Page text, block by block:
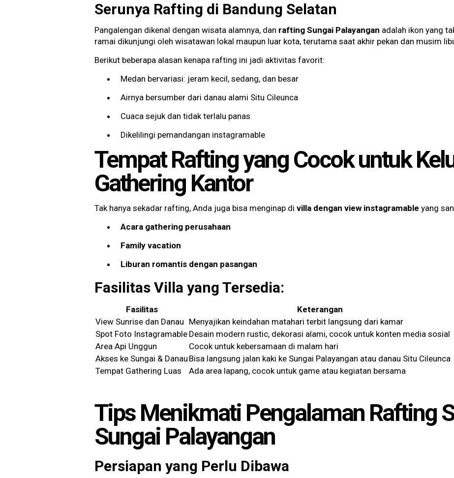
Serunya Rafting di Bandung Selatan
Pangalengan dikenal dengan wisata alamnya, dan rafting Sungai Palayangan adalah ikon yang
ramai dikunjungi oleh wisatawan lokal maupun luar kota, terutama saat akhir pekan dan musim
Berikut beberapa alasan kenapa rafting ini jadi aktivitas favorit:
Medan bervariasi: jeram kecil, sedang, dan besar
Airnya bersumber dari danau alami Situ Cileunca
Cuaca sejuk dan tidak terlalu panas
Dikelilingi pemandangan instagramable
Tempat Rafting yang Cocok untuk
Gathering Kantor
Tak hanya sekadar rafting, Anda juga bisa menginap di villa dengan view instagramable yang
Acara gathering perusahaan
Family vacation
Liburan romantis dengan pasangan
Fasilitas Villa yang Tersedia:
Fasilitas
Keterangan
View Sunrise dan Danau Menyajikan keindahan matahari terbit langsung dari kamar
Spot Foto Instagramable Desain modern rustic, dekorasi alami, cocok untuk konten media sosial
Area Api Unggun
Cocok untuk kebersamaan di malam hari
Akses ke Sungai & Danau Bisa langsung jalan kaki ke Sungai Palayangan atau danau Situ Cileunca
Tempat Gathering Luas
Ada area lapang, cocok untuk game atau kegiatan bersama
Tips Menikmati Pengalaman Rafting
Sungai Palayangan
Persiapan yang Perlu Dibawa